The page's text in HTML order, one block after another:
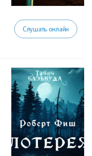
Слушать онлайн